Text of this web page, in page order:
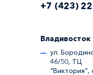
+7 (423)
Владивосток
ул.
46/50, ТЦ
"Виктория",